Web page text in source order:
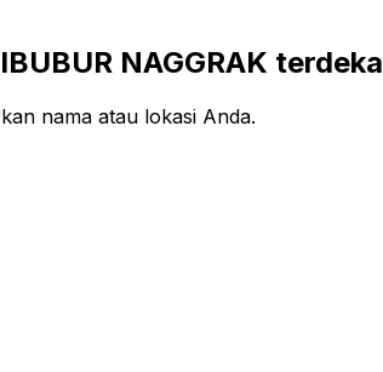
NAGGRAK
nama atau lokasi Anda.